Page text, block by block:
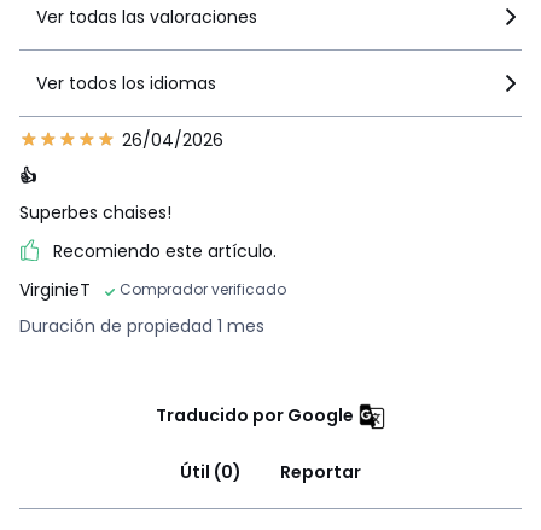
Ver todas las valoraciones
Ver todos los idiomas
26/04/2026
👍
Superbes chaises!
Recomiendo este artículo.
VirginieT
Comprador verificado
Duración de propiedad 1 mes
Traducido por Google
Útil (0) Reportar